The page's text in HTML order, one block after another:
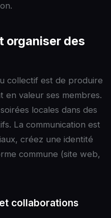
organiser des
collectif est de produire
en valeur ses membres.
locales dans des
La communication est
créez une identité
commune (site web,
collaborations